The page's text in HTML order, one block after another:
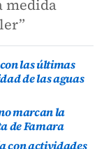
medida
las últimas
de las aguas
marcan la
de Famara
con actividades